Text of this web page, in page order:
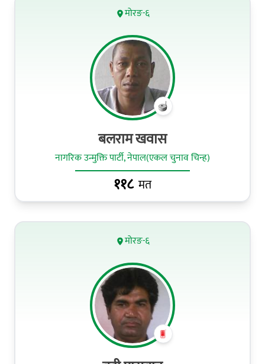
मोरङ-६
बलराम खवास
नागरिक उन्मुक्ति पार्टी, नेपाल(एकल चुनाव चिन्ह)
११८ मत
मोरङ-६